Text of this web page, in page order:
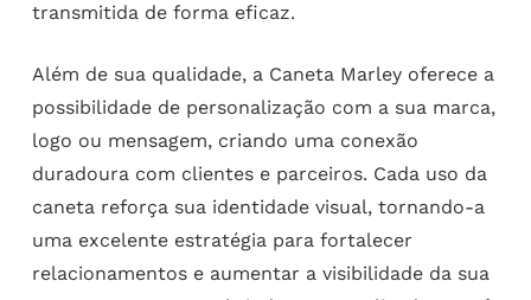
transmitida de forma eficaz.
Além de sua qualidade, a Caneta Marley oferece a
possibilidade de personalização com a sua marca,
logo ou mensagem, criando uma conexão
duradoura com clientes e parceiros. Cada uso da
caneta reforça sua identidade visual, tornando-a
uma excelente estratégia para fortalecer
relacionamentos e aumentar a visibilidade da sua